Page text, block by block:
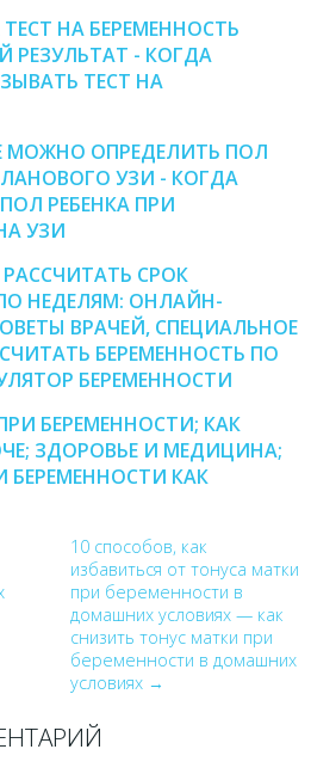
НА БЕРЕМЕННОСТЬ
РЕЗУЛЬТАТ - КОГДА
ТЕСТ НА
МОЖНО ОПРЕДЕЛИТЬ ПОЛ
УЗИ - КОГДА
РЕБЕНКА ПРИ
УЗИ
СРОК
НЕДЕЛЯМ: ОНЛАЙН-
ВРАЧЕЙ, СПЕЦИАЛЬНОЕ
БЕРЕМЕННОСТЬ ПО
БЕРЕМЕННОСТИ
БЕРЕМЕННОСТИ; КАК
ЗДОРОВЬЕ И МЕДИЦИНА;
БЕРЕМЕННОСТИ КАК
10 способов, как
избавиться от тонуса матки
при беременности в
домашних условиях — как
снизить тонус матки при
беременности в домашних
условиях →